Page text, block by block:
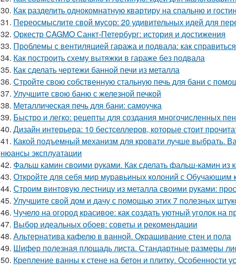
30. Как разделить однокомнатную квартиру на спальню и
31. Переосмыслите свой мусор: 20 удивительных идей для
32. Оркестр CAGMO Санкт-Петербург: история и достижения
33. Проблемы с вентиляцией гаража и подвала: как
34. Как построить схему вытяжки в гараже без подвала
35. Как сделать чертежи банной печи из металла
36. Стройте свою собственную стальную печь для бани с
37. Улучшите свою баню с железной печкой
38. Металлическая печь для бани: самоучка
39. Быстро и легко: рецепты для создания многочисленных
40. Дизайн интерьера: 10 бестселлеров, которые стоит
41. Какой подъемный механизм для кровати лучше выбрать.
нюансы эксплуатации
42. Фальш камин своими руками. Как сделать фальш-камин из
43. Откройте для себя мир муравьиных колоний с Обучающим
44. Строим винтовую лестницу из металла своими руками:
45. Улучшите свой дом и дачу с помощью этих 7 полезных
46. Чучело на огород красивое: как создать уютный уголок на
47. Выбор идеальных обоев: советы и рекомендации
48. Альтернатива кафелю в ванной. Окрашивание стен и пола
49. Шифер полезная площадь листа. Стандартные размеры
50. Крепление ванны к стене на бетон и плитку. Особенности